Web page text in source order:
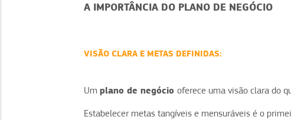
A IMPORTÂNCIA DO PLANO DE NEGÓCIO
VISÃO CLARA E METAS DEFINIDAS:
Um plano de negócio oferece uma visão clara do
Estabelecer metas tangíveis e mensuráveis é o